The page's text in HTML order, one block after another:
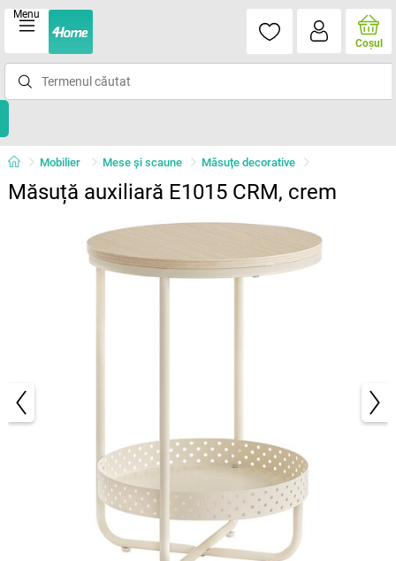
Menu
Coşul
Mobilier Mese şi scaune Măsuțe decorative
Măsuță auxiliară E1015 CRM, crem